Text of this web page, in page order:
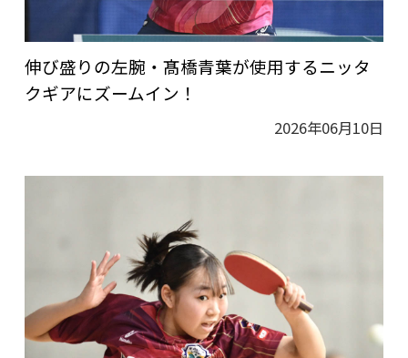
伸び盛りの左腕・髙橋青葉が使用するニッタ
クギアにズームイン！
2026年06月10日